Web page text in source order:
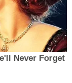
Never Forget